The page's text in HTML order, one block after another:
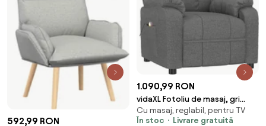
592,99 RON
1.090,99 RON
vidaXL Fotoliu de masaj, gri
închis, material textil
Cu masaj, reglabil, pentru TV
În stoc
Livrare gratuită